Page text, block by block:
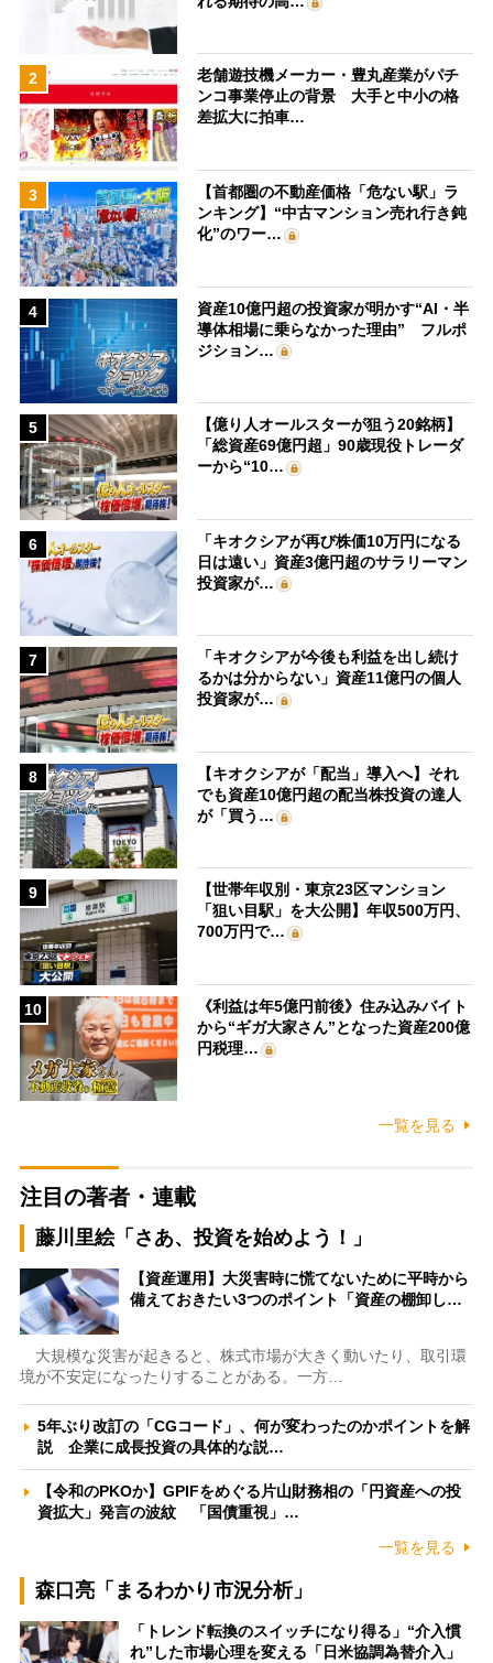
2
老舗遊技機メーカー・豊丸産業がパチ
ンコ事業停止の背景 大手と中小の格
差拡大に拍車…
3
【首都圏の不動産価格「危ない駅」ラ
ンキング】“中古マンション売れ行き鈍
化”のワー…
4
資産10億円超の投資家が明かす“AI・半
導体相場に乗らなかった理由” フルポ
ジション…
5
【億り人オールスターが狙う20銘柄】
「総資産69億円超」90歳現役トレーダ
ーから“10…
6
「キオクシアが再び株価10万円になる
日は遠い」資産3億円超のサラリーマン
投資家が…
7
「キオクシアが今後も利益を出し続け
るかは分からない」資産11億円の個人
投資家が…
8
【キオクシアが「配当」導入へ】それ
でも資産10億円超の配当株投資の達人
が「買う…
9
【世帯年収別・東京23区マンション
「狙い目駅」を大公開】年収500万円、
700万円で…
10
《利益は年5億円前後》住み込みバイト
から“ギガ大家さん”となった資産200億
円税理…
一覧を見る
注目の著者・連載
藤川里絵「さあ、投資を始めよう！」
【資産運用】大災害時に慌てないために平時から
備えておきたい3つのポイント「資産の棚卸し…
大規模な災害が起きると、株式市場が大きく動いたり、取引環
境が不安定になったりすることがある。一方…
5年ぶり改訂の「CGコード」、何が変わったのかポイントを解
説 企業に成長投資の具体的な説…
【令和のPKOか】GPIFをめぐる片山財務相の「円資産への投
資拡大」発言の波紋 「国債重視」…
一覧を見る
森口亮「まるわかり市況分析」
「トレンド転換のスイッチになり得る」“介入慣
れ”した市場心理を変える「日米協調為替介入」